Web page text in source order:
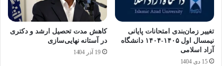
تغییر زمان‌بندی امتحانات پایانی
نیمسال اول ۱۴۰۵-۱۴۰۴ دانشگاه
آزاد اسلامی
15 دی 1404
کاهش مدت تحصیل ارشد و دکتری
در آستانه نهایی‌سازی
19 آذر 1404